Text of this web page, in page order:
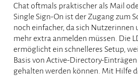
Chat oftmals praktischer als Mail
Single Sign-On ist der Zugang zum
noch einfacher, da sich
mehr extra anmelden müssen. Die
ermöglicht ein schnelleres Setup,
Basis von Active-Directory-
gehalten werden können. Mit Hilfe